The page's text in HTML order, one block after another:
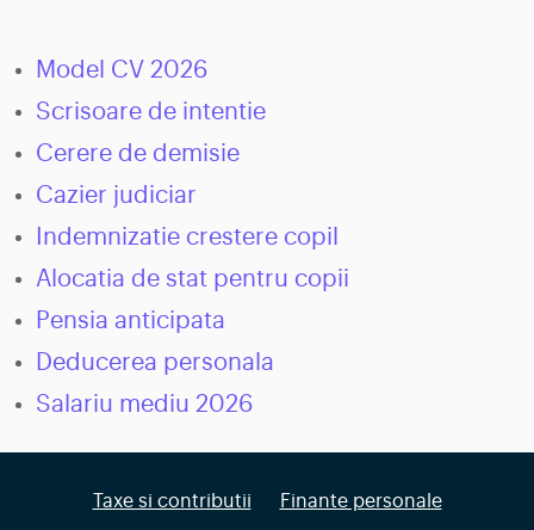
Model CV 2026
Scrisoare de intentie
Cerere de demisie
Cazier judiciar
Indemnizatie crestere copil
Alocatia de stat pentru copii
Pensia anticipata
Deducerea personala
Salariu mediu 2026
Taxe si contributii Finante personale